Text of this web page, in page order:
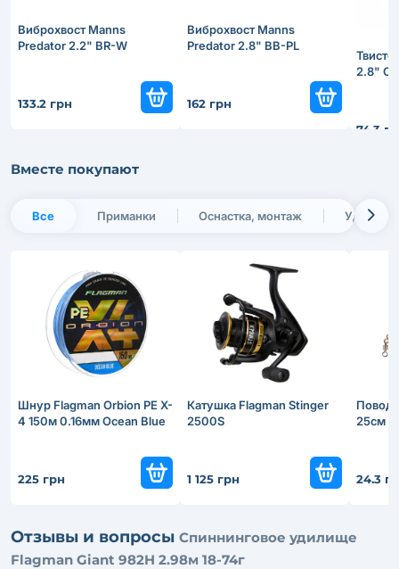
Виброхвост Manns
Predator 2.2" BR-W
133.2 грн
Виброхвост Manns
Predator 2.8" BB-PL
162 грн
2.8" OR
74.3
Вместе покупают
Все Приманки Оснастка, монтаж Удилища
Шнур Flagman Orbion PE X-
4 150м 0.16мм Ocean Blue
225 грн
Катушка Flagman Stinger
2500S
1 125 грн
25см
24.3
Отзывы и вопросы Спиннинговое удилище
Flagman Giant 982H 2.98м 18-74г